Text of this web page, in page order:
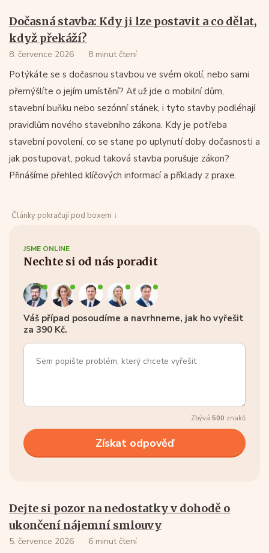
Dočasná stavba: Kdy ji lze postavit a co dělat,
když překáží?
8. července 2026 8 minut čtení
Potýkáte se s dočasnou stavbou ve svém okolí, nebo sami
přemýšlíte o jejím umístění? Ať už jde o mobilní dům,
stavební buňku nebo sezónní stánek, i tyto stavby podléhají
pravidlům nového stavebního zákona. Kdy je potřeba
stavební povolení, co se stane po uplynutí doby dočasnosti a
jak postupovat, pokud taková stavba porušuje zákon?
Přinášíme přehled klíčových informací a příklady z praxe.
Články pokračují pod boxem ↓
JSME ONLINE
Nechte si od nás poradit
Váš případ posoudíme a navrhneme, jak ho vyřešit
za 390 Kč.
Zbývá 500 znaků
Dejte si pozor na nedostatky v dohodě o
ukončení nájemní smlouvy
5. července 2026 6 minut čtení